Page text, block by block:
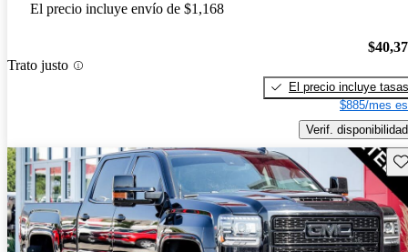
El precio incluye envío de $1,168
Trato justo
El precio incluye tasas
$885/mes
Verif. disponibilidad